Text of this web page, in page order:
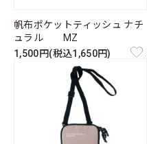
帆布ポケットティッシュ ナチ
ュラル MZ
1,500円(税込1,650円)